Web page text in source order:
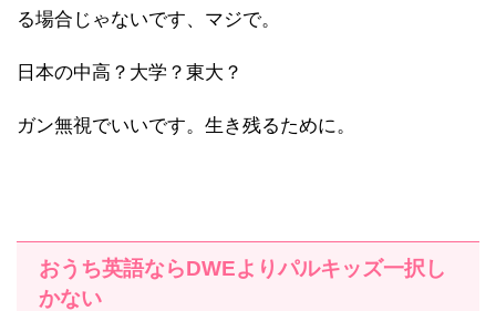
る場合じゃないです、マジで。
日本の中高？大学？東大？
ガン無視でいいです。生き残るために。
おうち英語ならDWEよりパルキッズ一択し
かない